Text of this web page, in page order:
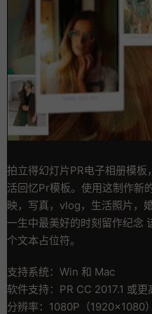
拍立得幻灯片PR电子相册模
活回忆Pr模板。使用这制作新
映，写真，vlog，生活照片，
一生中最美好的时刻留作纪念
个文本占位符。
支持系统：Win 和 Mac
软件支持：PR CC 2017.1 或更
分辨率：1080P（1920×1080）